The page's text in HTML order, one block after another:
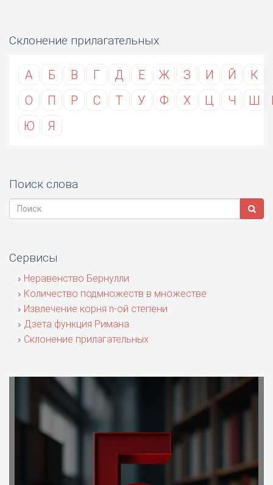
Склонение прилагательных
А Б В Г Д Е Ж З И Й К
О
П Р С Т У Ф Х Ц Ч Ш
Ю
Я
Поиск слова
Сервисы
Неравенство Бернулли
Количество подмножеств в множестве
Извлечение корня n-ой степени
Дзета функция Римана
Склонение прилагательных